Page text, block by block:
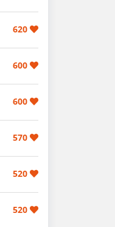
620
600
600
570
520
520